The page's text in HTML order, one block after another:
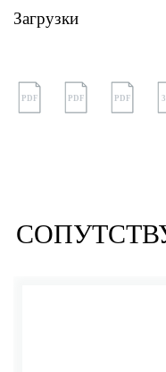
Загрузки
PDF PDF PDF